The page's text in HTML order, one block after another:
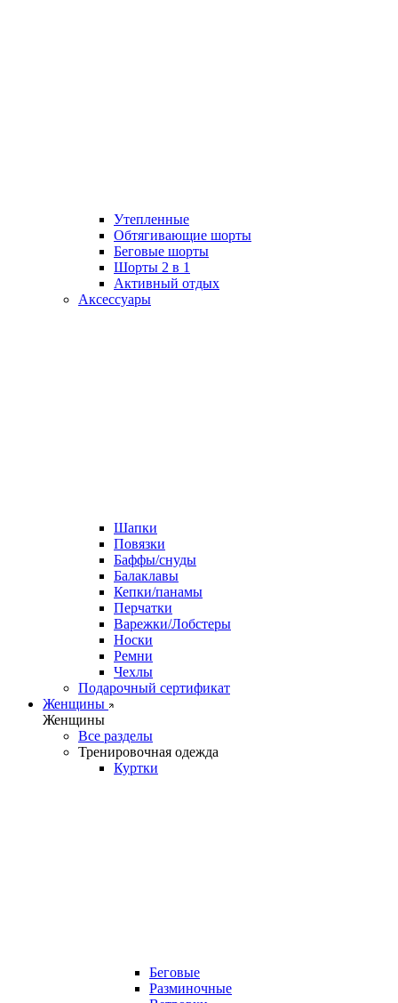
Утепленные
Обтягивающие шорты
Беговые шорты
Шорты 2 в 1
Активный отдых
Аксессуары
Шапки
Повязки
Баффы/снуды
Балаклавы
Кепки/панамы
Перчатки
Варежки/Лобстеры
Носки
Ремни
Чехлы
Подарочный сертификат
Женщины
Женщины
Все разделы
Тренировочная одежда
Куртки
Беговые
Разминочные